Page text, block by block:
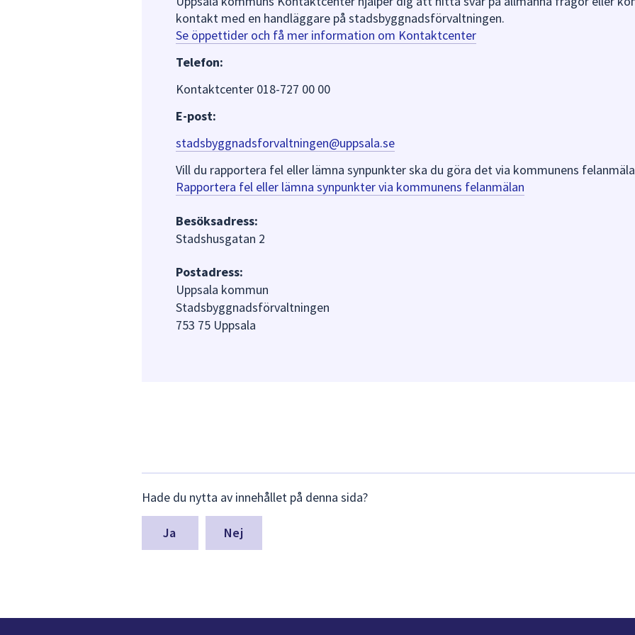
kontakt med en handläggare på stadsbyggnadsförvaltningen.
Se öppettider och få mer information om Kontaktcenter
Telefon:
Kontaktcenter 018-727 00 00
E-post:
stadsbyggnadsforvaltningen@uppsala.se
Vill du rapportera fel eller lämna synpunkter ska du göra det via kommunens
Rapportera fel eller lämna synpunkter via kommunens felanmälan
Besöksadress:
Stadshusgatan 2
Postadress:
Uppsala kommun
Stadsbyggnadsförvaltningen
753 75 Uppsala
synpunkter
för
denna
Hade du nytta av innehållet på denna sida?
Nej